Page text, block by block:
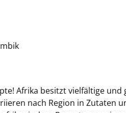
Afrika besitzt vielfältige
nach Region in Zutaten